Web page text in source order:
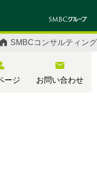
ージ お問い合わせ
SMBCコンサルティング